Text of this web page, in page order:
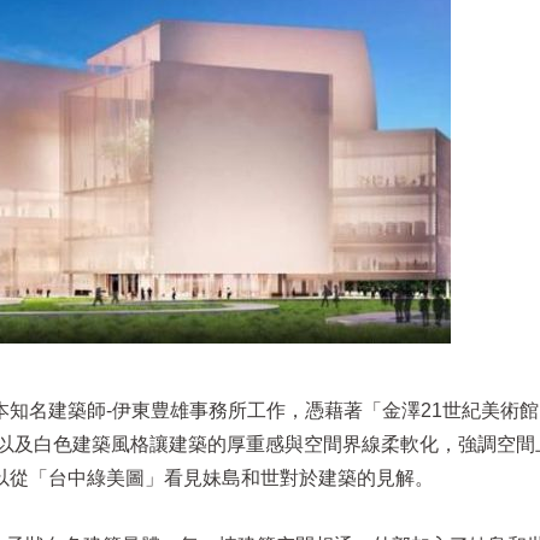
名建築師-伊東豊雄事務所工作，憑藉著「金澤21世紀美術
白色建築風格讓建築的厚重感與空間界線柔軟化，強調空
「台中綠美圖」看見妹島和世對於建築的見解。